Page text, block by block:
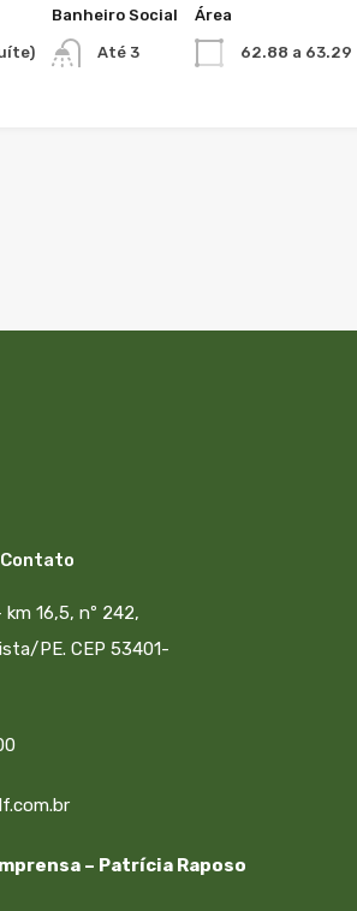
Banheiro Social
Até 3
Área
62.88 a 63.29
km 16,5, nº 242,
PE. CEP 53401-
– Patrícia Raposo